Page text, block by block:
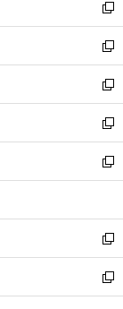
く
で
開
く
ド
ウ
で
開
く
ィ
ン
ド
ウ
で
開
く
い
ウ
ィ
ン
ド
ウ
で
開
く
新
し
い
ウ
ィ
ン
ド
ウ
で
開
新
し
い
ウ
ィ
ン
ド
ウ
開
く
新
し
い
ウ
ィ
ン
ウ
で
開
く
新
し
い
ウ
ン
ド
ウ
で
開
新
し
ウ
ィ
ン
ド
ウ
新
し
い
ウ
新
し